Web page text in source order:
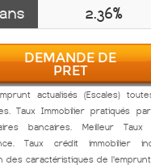
2.36%
DEMANDE DE
PRET
actualisés (Escales)
Taux Immobilier pratiqués
bancaires. Meilleur Taux
Taux crédit immobilier
des caractéristiques de